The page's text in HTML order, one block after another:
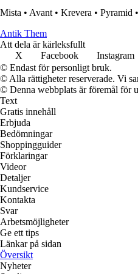
Mista • Avant • Krevera • Pyramid •
Antik Them
Att dela är kärleksfullt
X
Facebook Instagram
© Endast för personligt bruk.
© Alla rättigheter reserverade. Vi
© Denna webbplats är föremål för
Text
Gratis innehåll
Erbjuda
Bedömningar
Shoppingguider
Förklaringar
Videor
Detaljer
Kundservice
Kontakta
Svar
Arbetsmöjligheter
Ge ett tips
Länkar på sidan
Översikt
Nyheter